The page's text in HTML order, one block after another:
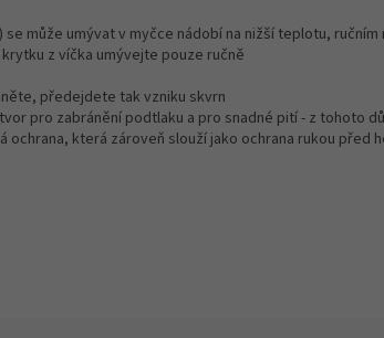
může umývat v myčce nádobí na nižší teplotu,
z víčka umývejte pouze ručně
předejdete tak vzniku skvrn
pro zabránění podtlaku a pro snadné pití - z tohoto
která zároveň slouží jako ochrana rukou před